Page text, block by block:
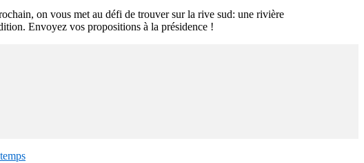
on vous met au défi de trouver sur la rive sud: une rivière
Envoyez vos propositions à la présidence !